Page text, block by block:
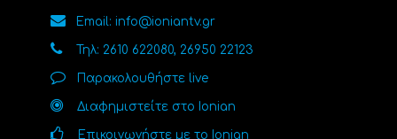
Email: info@ioniantv.gr
Τηλ: 2610 622080, 26950 22123
Παρακολουθήστε live
Διαφημιστείτε στο Ionian
Επικοινωνήστε με το Ionian